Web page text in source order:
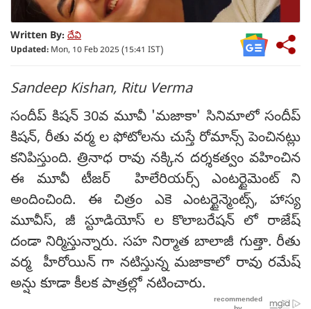
Written By: దేవి
Updated: Mon, 10 Feb 2025 (15:41 IST)
Sandeep Kishan, Ritu Verma
సందీప్ కిషన్ 30వ మూవీ 'మజాకా' సినిమాలో సందీప్
కిషన్, రీతు వర్మ ల ఫోటోలను చుస్తే రోమాన్స్ పెంచినట్లు
కనిపిస్తుంది. త్రినాధ రావు నక్కిన దర్శకత్వం వహించిన
ఈ మూవీ టీజర్ హిలేరియర్స్ ఎంటర్టైమెంట్ ని
అందించింది. ఈ చిత్రం ఎకె ఎంటర్టైన్మెంట్స్, హాస్య
మూవీస్, జీ స్టూడియోస్ ల కొలాబరేషన్ లో రాజేష్
దండా నిర్మిస్తున్నారు. సహ నిర్మాత బాలాజీ గుత్తా. రీతు
వర్మ హీరోయిన్ గా నటిస్తున్న మజాకాలో రావు రమేష్
అన్షు కూడా కీలక పాత్రల్లో నటించారు.